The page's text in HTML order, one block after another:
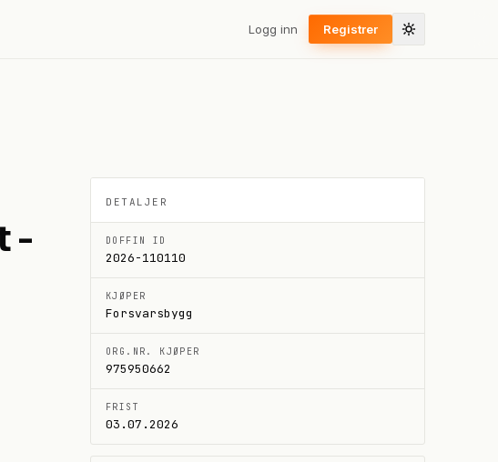
Logg inn Registrer
-
DETALJER
DOFFIN ID
2026-110110
KJØPER
Forsvarsbygg
ORG.NR. KJØPER
975950662
FRIST
03.07.2026